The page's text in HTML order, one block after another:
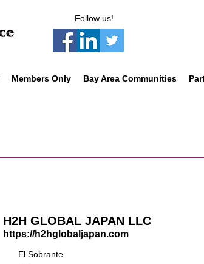
Follow us!
Members Only Bay Area Communities
H2H GLOBAL JAPAN LLC
https://h2hglobaljapan.com
El Sobrante